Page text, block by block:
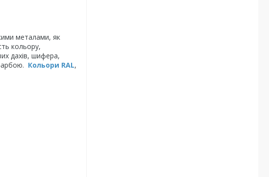
металами, як
кольору,
дахів, шифера,
Кольори RAL,